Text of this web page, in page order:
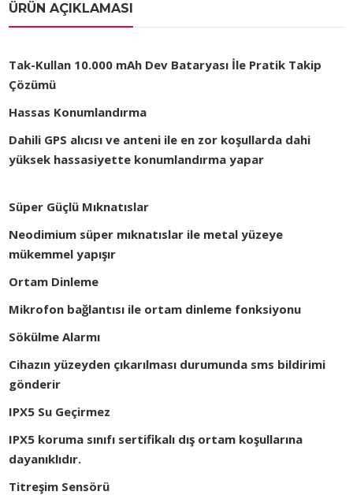
ÜRÜN AÇIKLAMASI
Tak-Kullan 10.000 mAh Dev Bataryası İle Pratik Takip
Çözümü
Hassas Konumlandırma
Dahili GPS alıcısı ve anteni ile en zor koşullarda dahi
yüksek hassasiyette konumlandırma yapar
Süper Güçlü Mıknatıslar
Neodimium süper mıknatıslar ile metal yüzeye
mükemmel yapışır
Ortam Dinleme
Mikrofon bağlantısı ile ortam dinleme fonksiyonu
Sökülme Alarmı
Cihazın yüzeyden çıkarılması durumunda sms bildirimi
gönderir
IPX5 Su Geçirmez
IPX5 koruma sınıfı sertifikalı dış ortam koşullarına
dayanıklıdır.
Titreşim Sensörü